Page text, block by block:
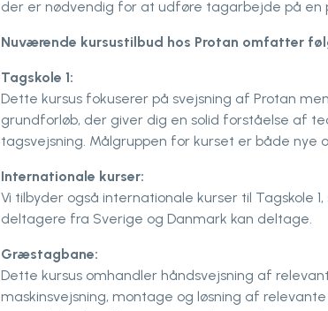
der er nødvendig for at udføre tagarbejde på en
Nuværende kursustilbud hos Protan omfatter
Tagskole 1:
Dette kursus fokuserer på svejsning af Protan
grundforløb, der giver dig en solid forståelse af
tagsvejsning. Målgruppen for kurset er både nye
Internationale kurser:
Vi tilbyder også internationale kurser til Tagskole
deltagere fra Sverige og Danmark kan deltage.
Græstagbane:
Dette kursus omhandler håndsvejsning af
maskinsvejsning, montage og løsning af